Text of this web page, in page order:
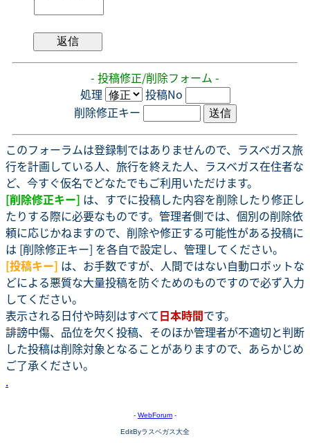
- 投稿修正/削除フォーム -
処理
投稿No
削除修正キー
このフォーラムは登録制ではありませんので、ラスベガス旅
行を計画している人、旅行を終えた人、ラスベガス在住者な
ど、今すぐ仮名でどなたでもご利用いただけます。
[削除修正キー] は、すでに投稿した内容を削除したり修正し
たりする際に必要なものです。管理者側では、個別の削除依
頼に応じかねますので、削除や修正する可能性がある投稿に
は [削除修正キー] を各自で設定し、管理してください。
[投稿キー] は、お手数ですが、人間ではない自動ロボットな
どによる悪質な大量投稿を防ぐためのものですので必ず入力
してください。
表示される日付や時刻はすべて日本時間です。
誹謗中傷、品位を欠く投稿、そのほか管理者が不適切と判断
した投稿は削除対象となることがありますので、あらかじめ
ご了承ください。
.
- WebForum -
EditByラスベガス大全